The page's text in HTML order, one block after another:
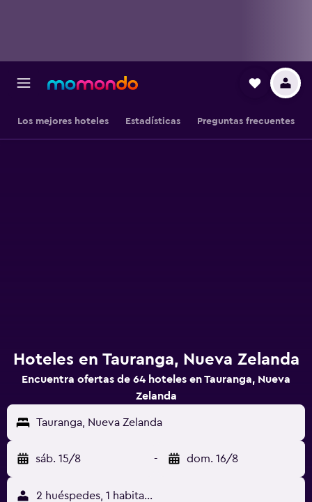
Los mejores hoteles Estadísticas Preguntas frecuentes
Hoteles en Tauranga, Nueva Zelanda
Encuentra ofertas de 64 hoteles en Tauranga, Nueva
Zelanda
Tauranga, Nueva Zelanda
sáb. 15/8 - dom. 16/8
2 huéspedes, 1 habitación